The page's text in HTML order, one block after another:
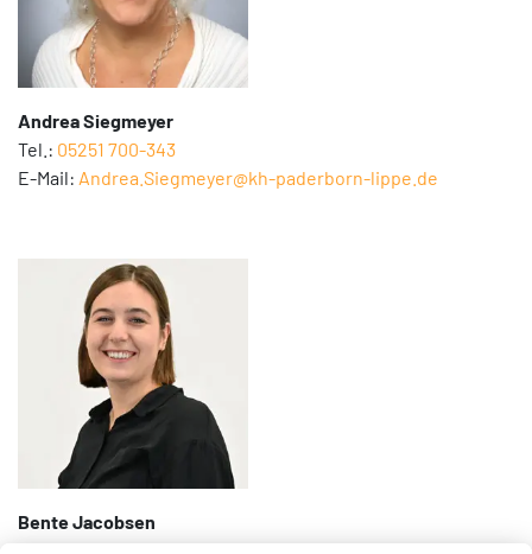
Andrea Siegmeyer
Tel.: 05251 700-343
E-Mail: Andrea.Siegmeyer@kh-paderborn-lippe.de
Bente Jacobsen